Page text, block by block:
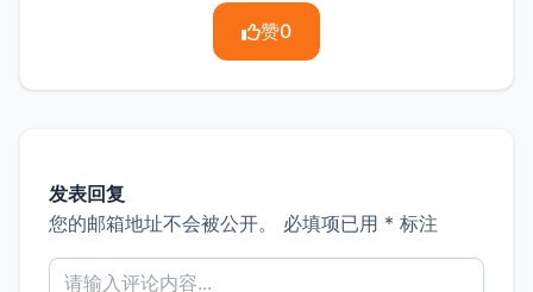
赞0
发表回复
您的邮箱地址不会被公开。
必填项已用 * 标注